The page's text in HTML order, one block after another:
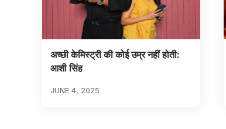
अच्छी केमिस्ट्री की कोई उम्र नहीं होती:
आशी सिंह
JUNE 4, 2025